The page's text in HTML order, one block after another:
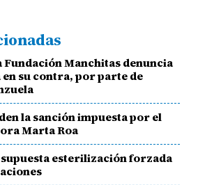
Manchitas denuncia
en su contra, por parte de
la sanción impuesta por el
Marta Roa
esterilización forzada